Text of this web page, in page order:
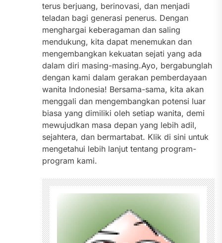
terus berjuang, berinovasi, dan menjadi
teladan bagi generasi penerus. Dengan
menghargai keberagaman dan saling
mendukung, kita dapat menemukan dan
mengembangkan kekuatan sejati yang ada
dalam diri masing-masing.Ayo, bergabunglah
dengan kami dalam gerakan pemberdayaan
wanita Indonesia! Bersama-sama, kita akan
menggali dan mengembangkan potensi luar
biasa yang dimiliki oleh setiap wanita, demi
mewujudkan masa depan yang lebih adil,
sejahtera, dan bermartabat. Klik di sini untuk
mengetahui lebih lanjut tentang program-
program kami.